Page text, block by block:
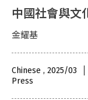
中國社會與文
金耀基
Chinese , 2025/03
Press